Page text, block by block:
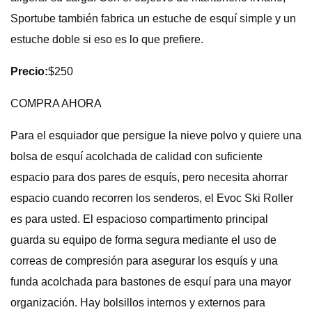
Sportube también fabrica un estuche de esquí simple y un
estuche doble si eso es lo que prefiere.
Precio:$250
COMPRA AHORA
Para el esquiador que persigue la nieve polvo y quiere una
bolsa de esquí acolchada de calidad con suficiente
espacio para dos pares de esquís, pero necesita ahorrar
espacio cuando recorren los senderos, el Evoc Ski Roller
es para usted. El espacioso compartimento principal
guarda su equipo de forma segura mediante el uso de
correas de compresión para asegurar los esquís y una
funda acolchada para bastones de esquí para una mayor
organización. Hay bolsillos internos y externos para